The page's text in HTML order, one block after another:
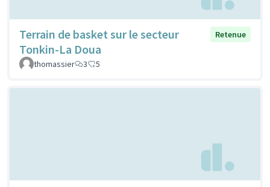
Terrain de basket sur le secteur
Tonkin-La Doua
Retenue
thomassier 3 5